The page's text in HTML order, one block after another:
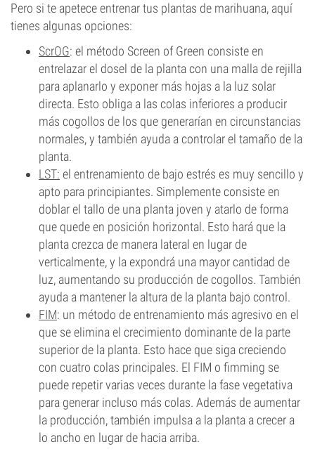
Pero si te apetece entrenar tus plantas de marihuana, aquí
tienes algunas opciones:
ScrOG: el método Screen of Green consiste en
entrelazar el dosel de la planta con una malla de rejilla
para aplanarlo y exponer más hojas a la luz solar
directa. Esto obliga a las colas inferiores a producir
más cogollos de los que generarían en circunstancias
normales, y también ayuda a controlar el tamaño de la
planta.
LST: el entrenamiento de bajo estrés es muy sencillo y
apto para principiantes. Simplemente consiste en
doblar el tallo de una planta joven y atarlo de forma
que quede en posición horizontal. Esto hará que la
planta crezca de manera lateral en lugar de
verticalmente, y la expondrá una mayor cantidad de
luz, aumentando su producción de cogollos. También
ayuda a mantener la altura de la planta bajo control.
FIM: un método de entrenamiento más agresivo en el
que se elimina el crecimiento dominante de la parte
superior de la planta. Esto hace que siga creciendo
con cuatro colas principales. El FIM o fimming se
puede repetir varias veces durante la fase vegetativa
para generar incluso más colas. Además de aumentar
la producción, también impulsa a la planta a crecer a
lo ancho en lugar de hacia arriba.